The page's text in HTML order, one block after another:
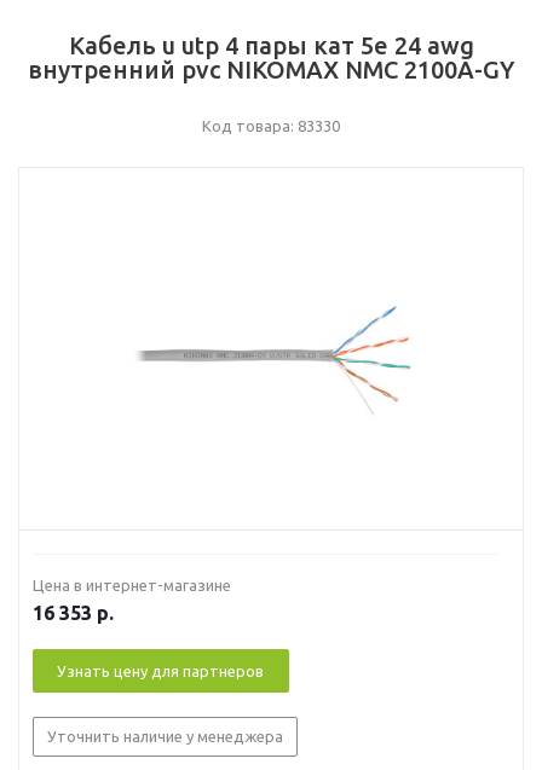
Кабель u utp 4 пары кат 5e 24 awg
внутренний pvc NIKOMAX NMC 2100A-GY
Код товара: 83330
Цена в интернет-магазине
16 353 р.
Узнать цену для партнеров
Уточнить наличие у менеджера